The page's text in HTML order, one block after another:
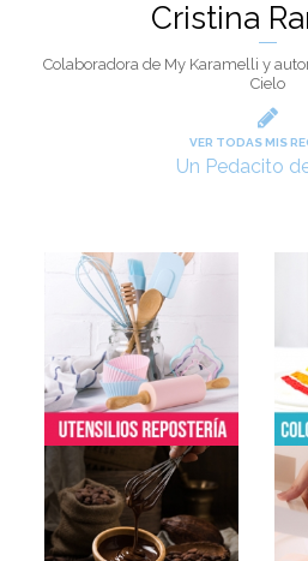
Cristina
Colaboradora de My Karamelli y
Cielo
VER TODAS MIS
Un Pedacito